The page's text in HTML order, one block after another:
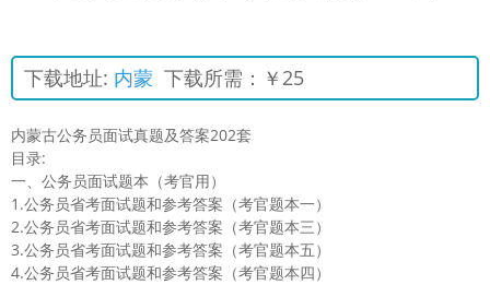
下载地址: 内蒙 下载所需：￥25
内蒙古公务员面试真题及答案202套
目录:
一、公务员面试题本（考官用）
1.公务员省考面试题和参考答案（考官题本一）
2.公务员省考面试题和参考答案（考官题本三）
3.公务员省考面试题和参考答案（考官题本五）
4.公务员省考面试题和参考答案（考官题本四）